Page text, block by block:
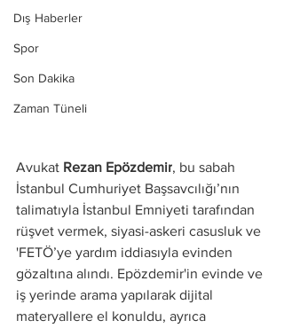
Dış Haberler
Spor
Son Dakika
Zaman Tüneli
Avukat Rezan Epözdemir, bu sabah
İstanbul Cumhuriyet Başsavcılığı’nın
talimatıyla İstanbul Emniyeti tarafından
rüşvet vermek, siyasi-askeri casusluk ve
'FETÖ’ye yardım iddiasıyla evinden
gözaltına alındı. Epözdemir'in evinde ve
iş yerinde arama yapılarak dijital
materyallere el konuldu, ayrıca